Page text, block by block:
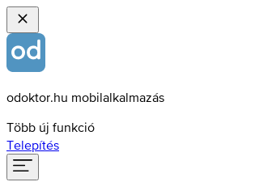
odoktor.hu mobilalkalmazás
Több új funkció
Telepítés